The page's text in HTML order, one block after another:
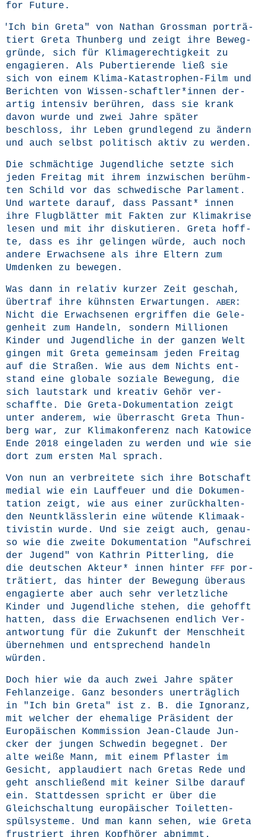
for Future.
"Ich bin Gre­ta" von Nathan Gross­man por­trä­
tiert Gre­ta Thun­berg und zeigt ihre Beweg­
grün­de, sich für Kli­ma­ge­rech­tig­keit zu
enga­gie­ren. Als Puber­tie­ren­de ließ sie
sich von einem Kli­ma-Kata­stro­phen-Film und
Berich­ten von Wissen-schaftler*innen der­
ar­tig inten­siv berüh­ren, dass sie krank
davon wur­de und zwei Jah­re spä­ter
beschloss, ihr Leben grund­le­gend zu ändern
und auch selbst poli­tisch aktiv zu werden.
Die schmäch­ti­ge Jugend­li­che setz­te sich
jeden Frei­tag mit ihrem inzwi­schen berühm­
ten Schild vor das schwe­di­sche Par­la­ment.
Und war­te­te dar­auf, dass Pas­sant* innen
ihre Flug­blät­ter mit Fak­ten zur Kli­ma­kri­se
lesen und mit ihr dis­ku­tie­ren. Gre­ta hoff­
te, dass es ihr gelin­gen wür­de, auch noch
ande­re Erwach­se­ne als ihre Eltern zum
Umden­ken zu bewegen.
Was dann in rela­tiv kur­zer Zeit geschah,
über­traf ihre kühns­ten Erwar­tun­gen. ABER:
Nicht die Erwach­se­nen ergrif­fen die Gele­
gen­heit zum Han­deln, son­dern Mil­lio­nen
Kin­der und Jugend­li­che in der gan­zen Welt
gin­gen mit Gre­ta gemein­sam jeden Frei­tag
auf die Stra­ßen. Wie aus dem Nichts ent­
stand eine glo­ba­le sozia­le Bewe­gung, die
sich laut­stark und krea­tiv Gehör ver­
schaff­te. Die Gre­ta-Doku­men­ta­ti­on zeigt
unter ande­rem, wie über­rascht Gre­ta Thun­
berg war, zur Kli­ma­kon­fe­renz nach Katow­ice
Ende 2018 ein­ge­la­den zu wer­den und wie sie
dort zum ers­ten Mal sprach.
Von nun an ver­brei­te­te sich ihre Bot­schaft
medi­al wie ein Lauf­feu­er und die Doku­men­
ta­ti­on zeigt, wie aus einer zurück­hal­ten­
den Neunt­kläss­le­rin eine wüten­de Kli­ma­ak­
ti­vis­tin wur­de. Und sie zeigt auch, genau­
so wie die zwei­te Doku­men­ta­ti­on "Auf­schrei
der Jugend" von Kath­rin Pit­ter­ling, die
die deut­schen Akteur* innen hin­ter
FFF por­
trä­tiert, das hin­ter der Bewe­gung über­aus
enga­gier­te aber auch sehr ver­letz­li­che
Kin­der und Jugend­li­che ste­hen, die gehofft
hat­ten, dass die Erwach­se­nen end­lich Ver­
ant­wor­tung für die Zukunft der Mensch­heit
über­neh­men und ent­spre­chend han­deln
würden.
Doch hier wie da auch zwei Jah­re spä­ter
Fehl­an­zei­ge. Ganz beson­ders uner­träg­lich
in "Ich bin Gre­ta" ist z. B. die Igno­ranz,
mit wel­cher der ehe­ma­li­ge Prä­si­dent der
Euro­päi­schen Kom­mis­si­on Jean-Clau­de Jun­
cker der jun­gen Schwe­din begeg­net. Der
alte wei­ße Mann, mit einem Pflas­ter im
Gesicht, applau­diert nach Gre­tas Rede und
geht anschlie­ßend mit kei­ner Sil­be dar­auf
ein. Statt­des­sen spricht er über die
Gleich­schal­tung euro­päi­scher Toi­let­ten­
spül­sys­te­me. Und man kann sehen, wie Gre­ta
frus­triert ihren Kopf­hö­rer abnimmt.